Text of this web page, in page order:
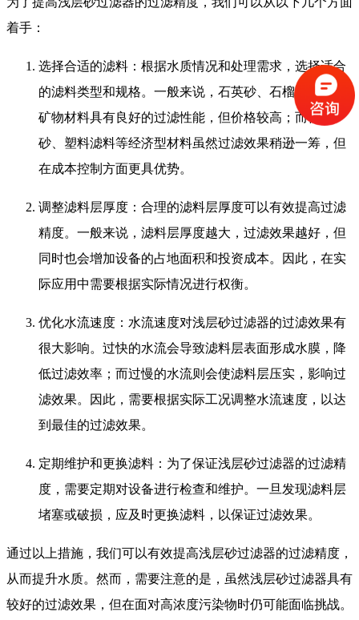
着手：
选择合适的滤料：根据水质情况和处理需求，选择适合
的滤料类型和规格。一般来说，石英砂、石榴石等天然
矿物材料具有良好的过滤性能，但价格较高；而再生
砂、塑料滤料等经济型材料虽然过滤效果稍逊一筹，但
在成本控制方面更具优势。
调整滤料层厚度：合理的滤料层厚度可以有效提高过滤
精度。一般来说，滤料层厚度越大，过滤效果越好，但
同时也会增加设备的占地面积和投资成本。因此，在实
际应用中需要根据实际情况进行权衡。
优化水流速度：水流速度对浅层砂过滤器的过滤效果有
很大影响。过快的水流会导致滤料层表面形成水膜，降
低过滤效率；而过慢的水流则会使滤料层压实，影响过
滤效果。因此，需要根据实际工况调整水流速度，以达
到最佳的过滤效果。
定期维护和更换滤料：为了保证浅层砂过滤器的过滤精
度，需要定期对设备进行检查和维护。一旦发现滤料层
堵塞或破损，应及时更换滤料，以保证过滤效果。
通过以上措施，我们可以有效提高浅层砂过滤器的过滤精度，
从而提升水质。然而，需要注意的是，虽然浅层砂过滤器具有
较好的过滤效果，但在面对高浓度污染物时仍可能面临挑战。